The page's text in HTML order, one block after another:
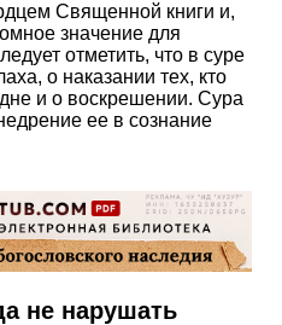
Священной книги и,
значение для
отметить, что в суре
о наказании тех, кто
и о воскрешении. Сура
ее в сознание
не нарушать